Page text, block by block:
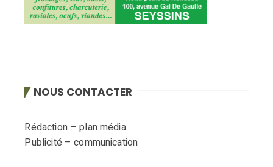
NOUS CONTACTER
Rédaction – plan média
Publicité – communication